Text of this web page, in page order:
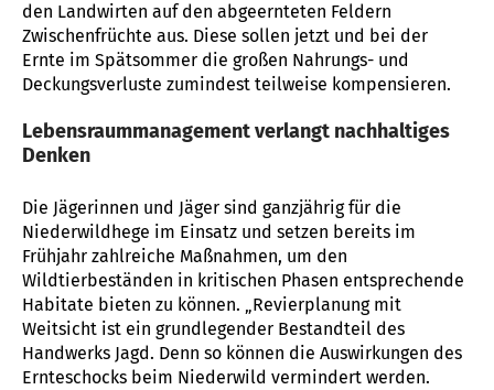
den Landwirten auf den abgeernteten Feldern
Zwischenfrüchte aus. Diese sollen jetzt und bei der
Ernte im Spätsommer die großen Nahrungs- und
Deckungsverluste zumindest teilweise kompensieren.
Lebensraummanagement verlangt nachhaltiges
Denken
Die Jägerinnen und Jäger sind ganzjährig für die
Niederwildhege im Einsatz und setzen bereits im
Frühjahr zahlreiche Maßnahmen, um den
Wildtierbeständen in kritischen Phasen entsprechende
Habitate bieten zu können. „Revierplanung mit
Weitsicht ist ein grundlegender Bestandteil des
Handwerks Jagd. Denn so können die Auswirkungen des
Ernteschocks beim Niederwild vermindert werden.